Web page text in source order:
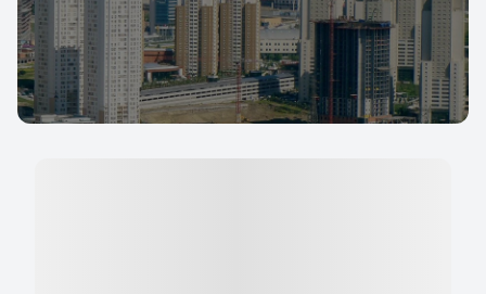
Location de voitures